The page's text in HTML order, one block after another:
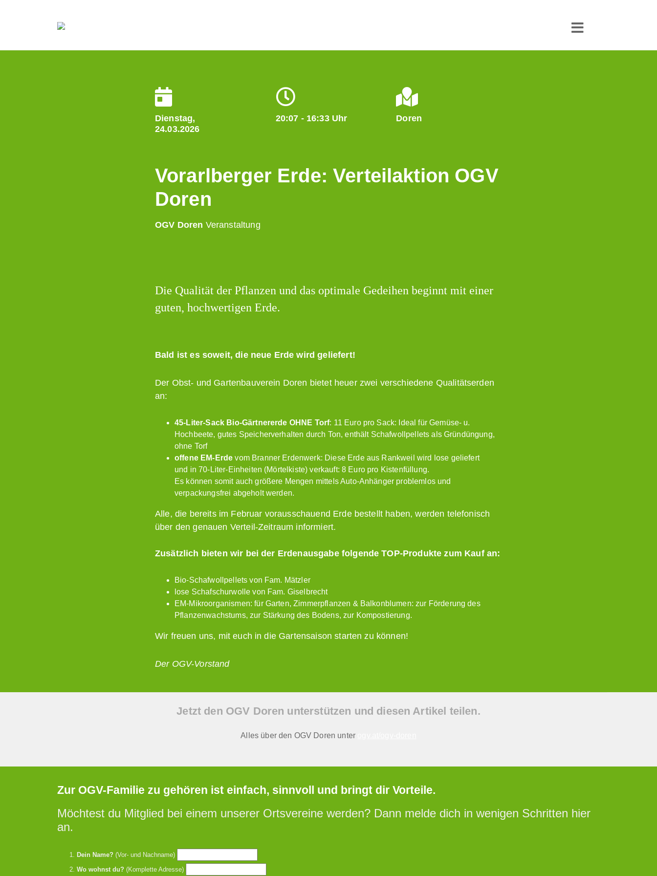
Dienstag,
24.03.2026
20:07 - 16:33 Uhr Doren
Vorarlberger Erde: Verteilaktion OGV
Doren
OGV Doren Veranstaltung
Die Qualität der Pflanzen und das optimale Gedeihen beginnt mit einer
guten, hochwertigen Erde.
Bald ist es soweit, die neue Erde wird geliefert!
Der Obst- und Gartenbauverein Doren bietet heuer zwei verschiedene Qualitätserden
an:
45-Liter-Sack Bio-Gärtnererde OHNE Torf: 11 Euro pro Sack: Ideal für Gemüse- u.
Hochbeete, gutes Speicherverhalten durch Ton, enthält Schafwollpellets als Gründüngung,
ohne Torf
offene EM-Erde vom Branner Erdenwerk: Diese Erde aus Rankweil wird lose geliefert
und in 70-Liter-Einheiten (Mörtelkiste) verkauft: 8 Euro pro Kistenfüllung.
Es können somit auch größere Mengen mittels Auto-Anhänger problemlos und
verpackungsfrei abgeholt werden.
Alle, die bereits im Februar vorausschauend Erde bestellt haben, werden telefonisch
über den genauen Verteil-Zeitraum informiert.
Zusätzlich bieten wir bei der Erdenausgabe folgende TOP-Produkte zum Kauf an:
Bio-Schafwollpellets von Fam. Mätzler
lose Schafschurwolle von Fam. Giselbrecht
EM-Mikroorganismen: für Garten, Zimmerpflanzen & Balkonblumen: zur Förderung des
Pflanzenwachstums, zur Stärkung des Bodens, zur Kompostierung.
Wir freuen uns, mit euch in die Gartensaison starten zu können!
Der OGV-Vorstand
Jetzt den OGV Doren unterstützen und diesen Artikel teilen.
Alles über den OGV Doren unter
Zur OGV-Familie zu gehören ist einfach, sinnvoll und bringt dir Vorteile.
Möchtest du Mitglied bei einem unserer Ortsvereine werden? Dann melde dich in wenigen Schritten hier
an.
Dein Name? (Vor- und Nachname)
Wo wohnst du? (Komplette Adresse)